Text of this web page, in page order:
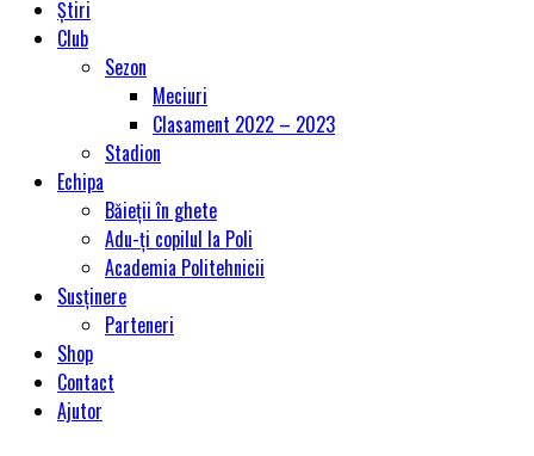
Știri
Club
Sezon
Meciuri
Clasament 2022 – 2023
Stadion
Echipa
Băieții în ghete
Adu-ți copilul la Poli
Academia Politehnicii
Susținere
Parteneri
Shop
Contact
Ajutor